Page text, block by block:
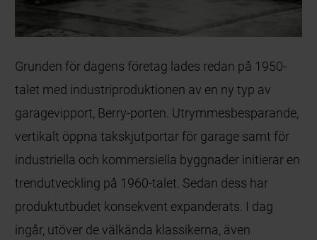
Grunden för dagens företag lades redan på 1950-
talet med industriproduktionen av en ny typ av
garagevipport, Berry-porten. Utrymmesbesparande,
vertikalt öppna takskjutportar för garage samt för
industriella och kommersiella byggnader initierar en
trendutveckling på 1960-talet. Sedan dess har
produktutbudet konsekvent expanderats. I dag
ingår, utöver de välkända klassikerna, även